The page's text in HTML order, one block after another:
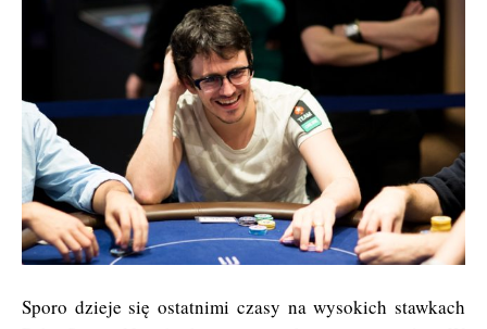
Sporo dzieje się ostatnimi czasy na wysokich stawkach